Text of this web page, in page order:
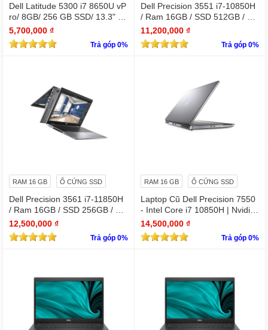
Dell Latitude 5300 i7 8650U vP
ro/ 8GB/ 256 GB SSD/ 13.3" /
Win 10 Pro
5,700,000 ₫
Trả góp 0%
Dell Precision 3551 i7-10850H
/ Ram 16GB / SSD 512GB / Mà
n 15.6″ IPS Full HD 1920×1080
IPS / VGA NVIDIA Quadro P62
0
11,200,000 ₫
Trả góp 0%
RAM 16 GB Ổ CỨNG SSD
Dell Precision 3561 i7-11850H
/ Ram 16GB / SSD 256GB / Mà
n 15.6″ IPS Full HD 1920×1080
IPS / VGA NVIDIA Quadro T60
0
12,500,000 ₫
Trả góp 0%
RAM 16 GB Ổ CỨNG SSD
Laptop Cũ Dell Precision 7550
- Intel Core i7 10850H | Nvidia
Quadro T1000
14,500,000 ₫
Trả góp 0%